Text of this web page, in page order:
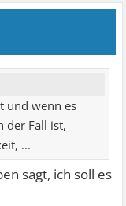
und wenn es
der Fall ist,
...
sagt, ich soll es